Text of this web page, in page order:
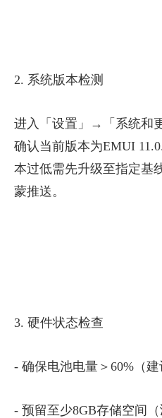
2. 系统版本检测
进入「设置」→「系统和
确认当前版本为EMUI
本过低需先升级至指定基
蒙推送。
3. 硬件状态检查
- 确保电池电量＞60%（建
- 预留至少8GB存储空间